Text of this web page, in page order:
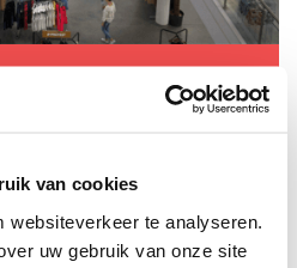
van cookies
websiteverkeer te analyseren.
uw gebruik van onze site
IN WINTERSWIJK
ging op bezoek bij Obelink in
tuin, zoals campers, tenten en